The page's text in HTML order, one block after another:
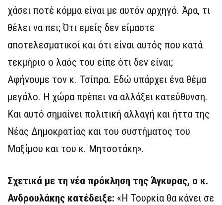
χάσει ποτέ κόμμα είναι με αυτόν αρχηγό. Άρα, τι
θέλει να πει; Ότι εμείς δεν είμαστε
αποτελεσματικοί και ότι είναι αυτός που κατά
τεκμήριο ο λαός του είπε ότι δεν είναι;
Αφήνουμε τον κ. Τσίπρα. Εδώ υπάρχει ένα θέμα
μεγάλο. Η χώρα πρέπει να αλλάξει κατεύθυνση.
Και αυτό σημαίνει πολιτική αλλαγή και ήττα της
Νέας Δημοκρατίας και του συστήματος του
Μαξίμου και του κ. Μητσοτάκη».
Σχετικά με τη νέα πρόκληση της Άγκυρας, ο κ.
Ανδρουλάκης κατέδειξε: «Η Τουρκία θα κάνει σε